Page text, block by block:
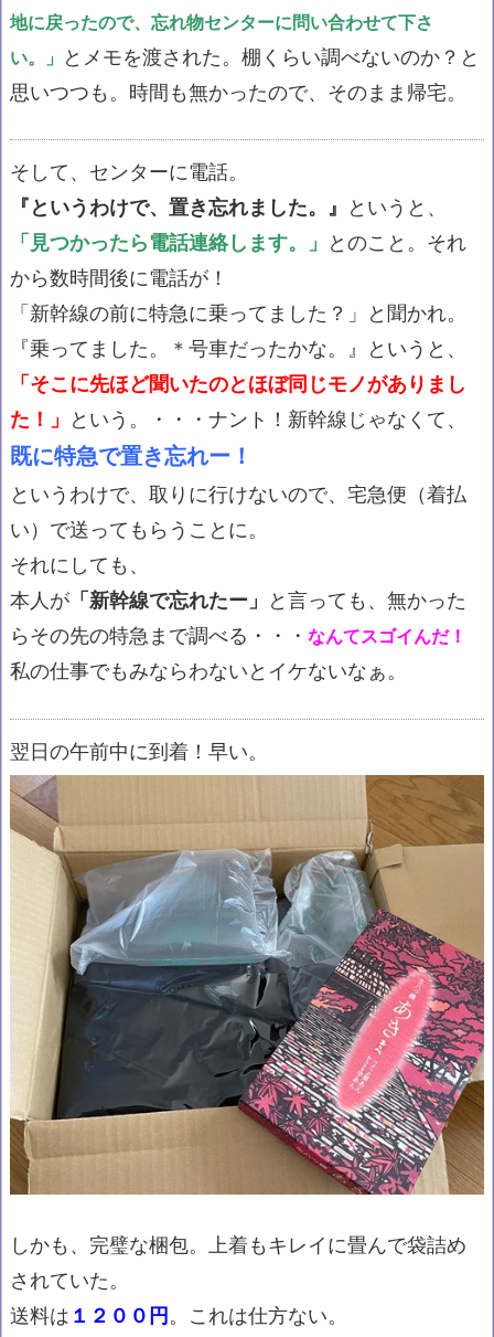
地に戻ったので、忘れ物センターに問い合わせて下さ
い。」 とメモを渡された。棚くらい調べないのか？と
思いつつも。時間も無かったので、そのまま帰宅。
そして、センターに電話。
『というわけで、置き忘れました。』 というと、
「見つかったら電話連絡します。」 とのこと。それ
から数時間後に電話が！
「新幹線の前に特急に乗ってました？」と聞かれ。
『乗ってました。＊号車だったかな。』というと、
「そこに先ほど聞いたのとほぼ同じモノがありまし
た！」 という。・・・ナント！新幹線じゃなくて、
既に特急で置き忘れー！
というわけで、取りに行けないので、宅急便（着払
い）で送ってもらうことに。
それにしても、
本人が 「新幹線で忘れたー」 と言っても、無かった
らその先の特急まで調べる・・・ なんてスゴイんだ！
私の仕事でもみならわないとイケないなぁ。
翌日の午前中に到着！早い。
しかも、完璧な梱包。上着もキレイに畳んで袋詰め
されていた。
送料は１２００円。これは仕方ない。